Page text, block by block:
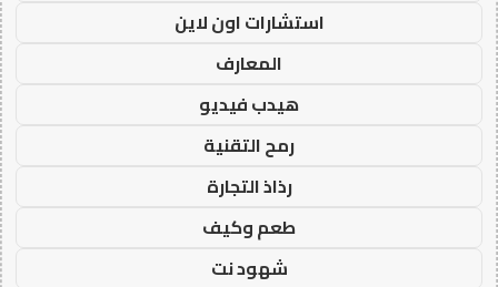
استشارات اون لاين
المعارف
هيدب فيديو
رمح التقنية
رذاذ التجارة
طعم وكيف
شهود نت